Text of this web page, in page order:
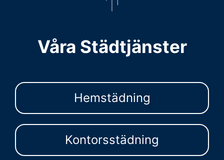
Våra Städtjänster
Hemstädning
Kontorsstädning